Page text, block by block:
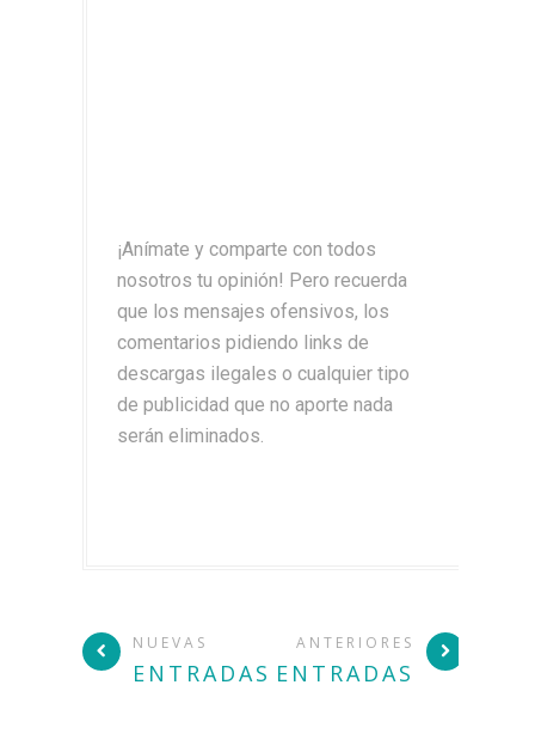
¡Anímate y comparte con todos
nosotros tu opinión! Pero recuerda
que los mensajes ofensivos, los
comentarios pidiendo links de
descargas ilegales o cualquier tipo
de publicidad que no aporte nada
serán eliminados.
NUEVAS
ENTRADAS
ANTERIORES
ENTRADAS